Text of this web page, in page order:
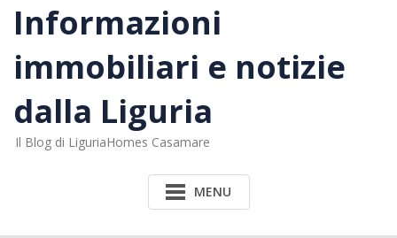
Informazioni
immobiliari e notizie
dalla Liguria
Il Blog di LiguriaHomes Casamare
MENU